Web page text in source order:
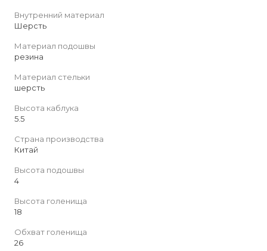
Внутренний материал
Шерсть
Материал подошвы
резина
Материал стельки
шерсть
Высота каблука
5.5
Страна производства
Китай
Высота подошвы
4
Высота голенища
18
Обхват голенища
26